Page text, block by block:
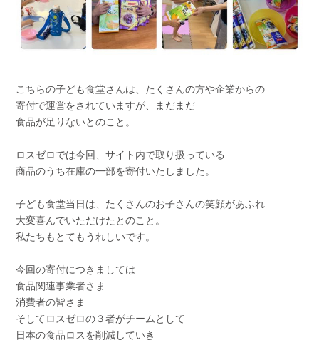
こちらの子ども食堂さんは、たくさんの方や企業からの
寄付で運営をされていますが、まだまだ
食品が足りないとのこと。
ロスゼロでは今回、サイト内で取り扱っている
商品のうち在庫の一部を寄付いたしました。
子ども食堂当日は、たくさんのお子さんの笑顔があふれ
大変喜んでいただけたとのこと。
私たちもとてもうれしいです。
今回の寄付につきましては
食品関連事業者さま
消費者の皆さま
そしてロスゼロの３者がチームとして
日本の食品ロスを削減していき